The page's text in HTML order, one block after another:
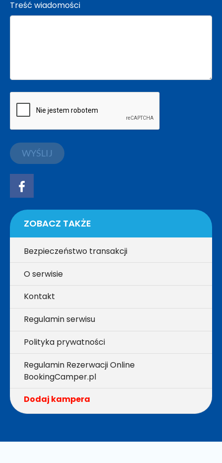
Treść wiadomości
WYŚLIJ
ZOBACZ TAKŻE
Bezpieczeństwo transakcji
O serwisie
Kontakt
Regulamin serwisu
Polityka prywatności
Regulamin Rezerwacji Online
BookingCamper.pl
Dodaj kampera